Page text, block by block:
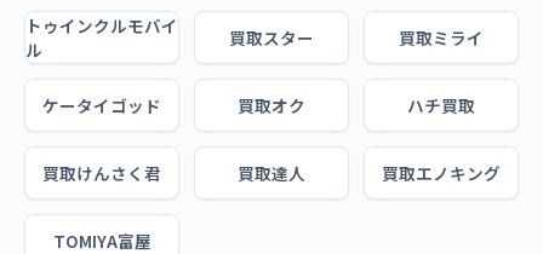
トゥインクルモバイ
ル
買取スター 買取ミライ
ケータイゴッド 買取オク ハチ買取
買取けんさく君 買取達人 買取エノキング
TOMIYA富屋